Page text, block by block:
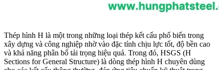
Thép hình H là một trong những loại thép kết cấu phổ biến trong
xây dựng và công nghiệp nhờ vào đặc tính chịu lực tốt, độ bền cao
và khả năng phân bổ tải trọng hiệu quả. Trong đó, HSGS (H
Sections for General Structure) là dòng thép hình H chuyên dùng